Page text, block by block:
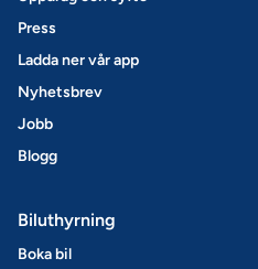
Press
Ladda ner vår app
Nyhetsbrev
Jobb
Blogg
Biluthyrning
Boka bil